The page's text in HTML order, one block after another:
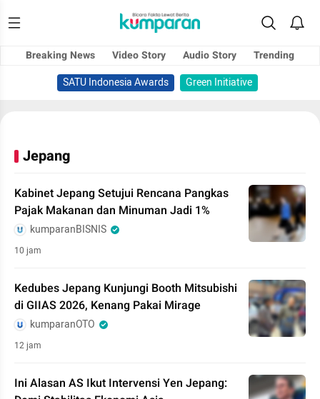
Breaking News Video Story Audio Story
Trending
SATU Indonesia Awards
Green Initiative
Jepang
Kabinet Jepang Setujui Rencana Pangkas
Pajak Makanan dan Minuman Jadi 1%
kumparanBISNIS
10 jam
Kedubes Jepang Kunjungi Booth Mitsubishi
di GIIAS 2026, Kenang Pakai Mirage
kumparanOTO
12 jam
Ini Alasan AS Ikut Intervensi Yen Jepang: